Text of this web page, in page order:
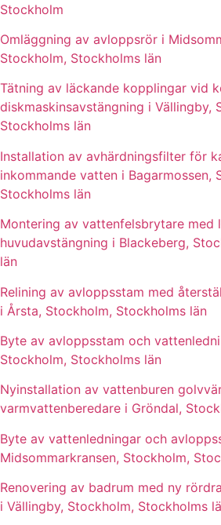
Stockholm
Omläggning av avloppsrör i
Stockholm, Stockholms län
Tätning av läckande kopplingar vid
diskmaskinsavstängning i Vällingby,
Stockholms län
Installation av avhärdningsfilter för
inkommande vatten i Bagarmossen,
Stockholms län
Montering av vattenfelsbrytare med
huvudavstängning i Blackeberg,
län
Relining av avloppsstam med
i Årsta, Stockholm, Stockholms län
Byte av avloppsstam och
Stockholm, Stockholms län
Nyinstallation av vattenburen
varmvattenberedare i Gröndal,
Byte av vattenledningar och
Midsommarkransen, Stockholm,
Renovering av badrum med ny
i Vällingby, Stockholm, Stockholms